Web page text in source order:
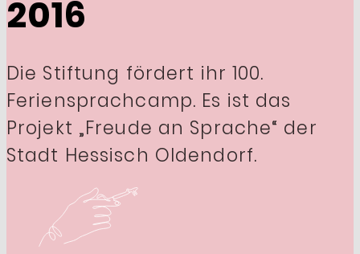
2016
Die Stiftung fördert ihr 100.
Feriensprachcamp. Es ist das
Projekt „Freude an Sprache“ der
Stadt Hessisch Oldendorf.